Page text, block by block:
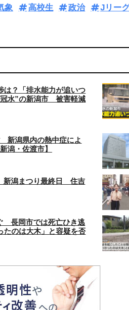
象 高校生 政治 Jリー
は？「排水能力が追いつ
水”の新潟市 被害軽減
新潟県内の熱中症によ
潟・佐渡市】
新潟まつり最終日 住吉
長岡市では死亡ひき逃
たのは大木」と容疑を否